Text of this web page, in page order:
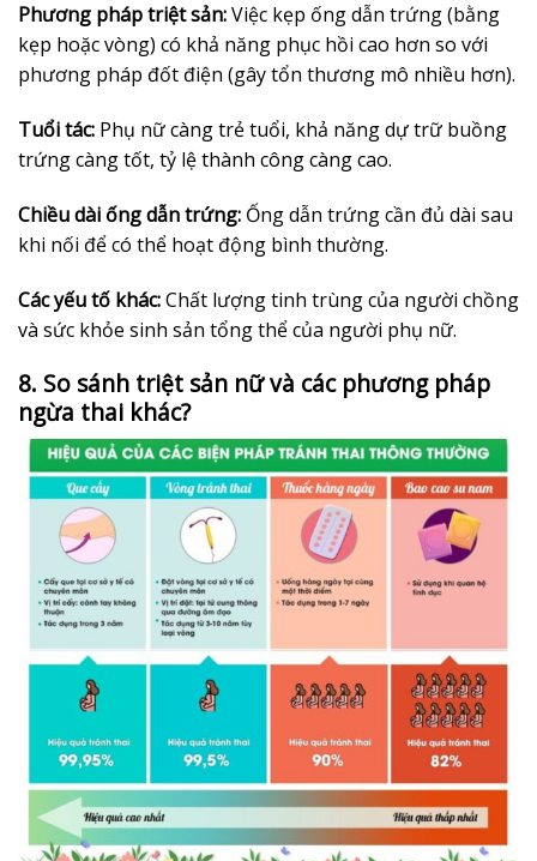
Phương pháp triệt sản:Việc kẹp ống dẫn trứng (bằng
kẹp hoặc vòng) có khả năng phục hồi cao hơn so với
phương pháp đốt điện (gây tổn thương mô nhiều hơn).
Tuổi tác: Phụ nữ càng trẻ tuổi, khả năng dự trữ buồng
trứng càng tốt, tỷ lệ thành công càng cao.
Chiều dài ống dẫn trứng: Ống dẫn trứng cần đủ dài sau
khi nối để có thể hoạt động bình thường.
Các yếu tố khác:Chất lượng tinh trùng của người chồng
và sức khỏe sinh sản tổng thể của người phụ nữ.
8. So sánh triệt sản nữ và các phương pháp
ngừa thai khác?